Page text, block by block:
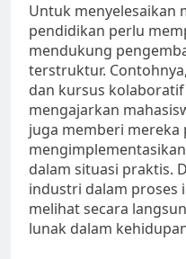
Untuk menyelesaikan
pendidikan perlu
mendukung
terstruktur.
dan kursus
mengajarkan
juga memberi mereka
dalam situasi praktis.
industri dalam proses
melihat secara
lunak dalam